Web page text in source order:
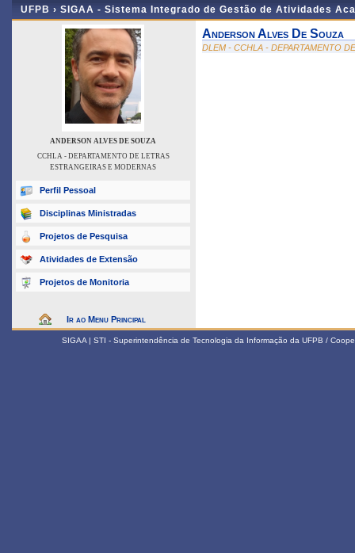
UFPB › SIGAA - Sistema Integrado de Gestão de Atividades
ANDERSON ALVES DE SOUZA
CCHLA - DEPARTAMENTO DE LETRAS
ESTRANGEIRAS E MODERNAS
Perfil Pessoal
Disciplinas Ministradas
Projetos de Pesquisa
Atividades de Extensão
Projetos de Monitoria
Ir ao Menu Principal
Anderson Alves De Souza
DLEM - CCHLA - DEPARTAMENTO
SIGAA | STI - Superintendência de Tecnologia da Informação da UFPB /